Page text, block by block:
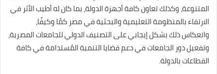
المتنوعة، وكذلك تعاون كافة أجهزة الدولة، بما كان له أطيب الأثر في
الارتقاء بالمنظومة التعليمية والبحثية في مصر كمًا وكيفًا،
وانعكاس ذلك بشكل إيجابي على التصنيف الدولي للجامعات المصرية،
وتفعيل دور الجامعات في دعم قضايا التنمية المُستدامة في كافة
القطاعات بالدولة.